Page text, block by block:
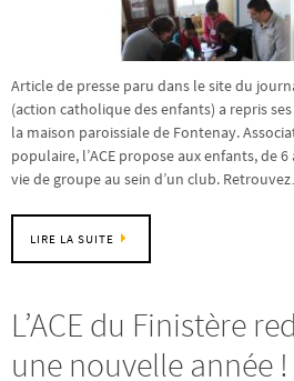
Article de presse paru dans le site du journal
(action catholique des enfants) a repris
la maison paroissiale de Fontenay.
populaire, l’ACE propose aux enfants, de
vie de groupe au sein d’un club.
LIRE LA SUITE
L’ACE du Finistère
une nouvelle année !